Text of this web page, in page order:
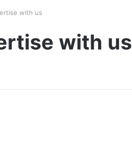
with us
with us